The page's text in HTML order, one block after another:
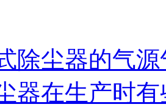
除尘器的气
器在生产时